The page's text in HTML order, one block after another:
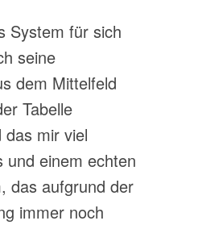
System für sich
seine
dem Mittelfeld
Tabelle
mir viel
und einem echten
das aufgrund der
immer noch